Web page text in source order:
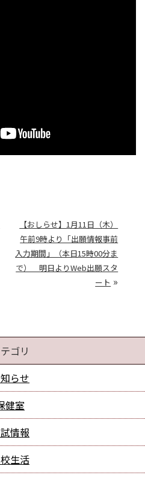
【おしらせ】1月11日（木）
午前9時より「出願情報事前
入力期間」（本日15時00分ま
で） 明日よりWeb出願スタ
ート »
ゴリ
らせ
健室
情報
生活